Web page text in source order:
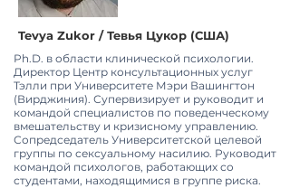
Tevya Zukor / Тевья Цукор (США)
Ph.D. в области клинической психологии.
Директор Центр консультационных услуг
Тэлли при Университете Мэри Вашингтон
(Вирджиния). Супервизирует и руководит и
командой специалистов по поведенческому
вмешательству и кризисному управлению.
Сопредседатель Университетской целевой
группы по сексуальному насилию. Руководит
командой психологов, работающих со
студентами, находящимися в группе риска.